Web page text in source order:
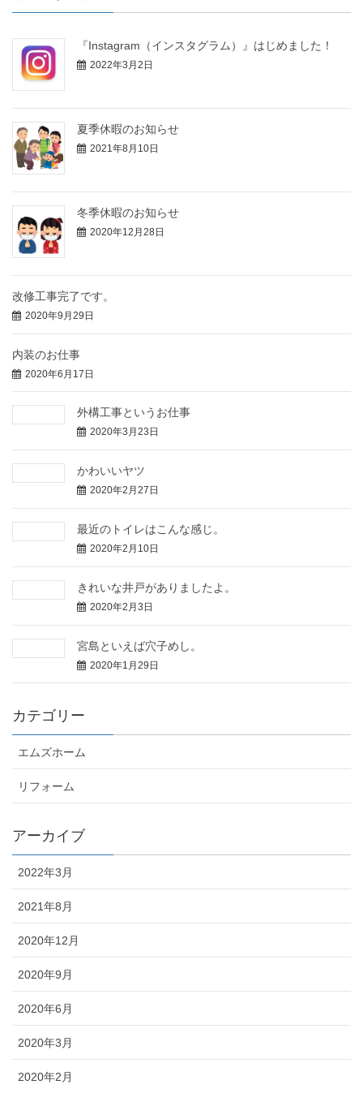
『Instagram（インスタグラム）』はじめました！
2022年3月2日
夏季休暇のお知らせ
2021年8月10日
冬季休暇のお知らせ
2020年12月28日
改修工事完了です。
2020年9月29日
内装のお仕事
2020年6月17日
外構工事というお仕事
2020年3月23日
かわいいヤツ
2020年2月27日
最近のトイレはこんな感じ。
2020年2月10日
きれいな井戸がありましたよ。
2020年2月3日
宮島といえば穴子めし。
2020年1月29日
カテゴリー
エムズホーム
リフォーム
アーカイブ
2022年3月
2021年8月
2020年12月
2020年9月
2020年6月
2020年3月
2020年2月